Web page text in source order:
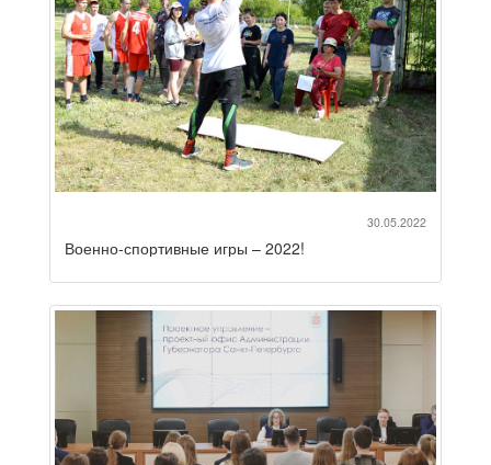
30.05.2022
Военно-спортивные игры – 2022!